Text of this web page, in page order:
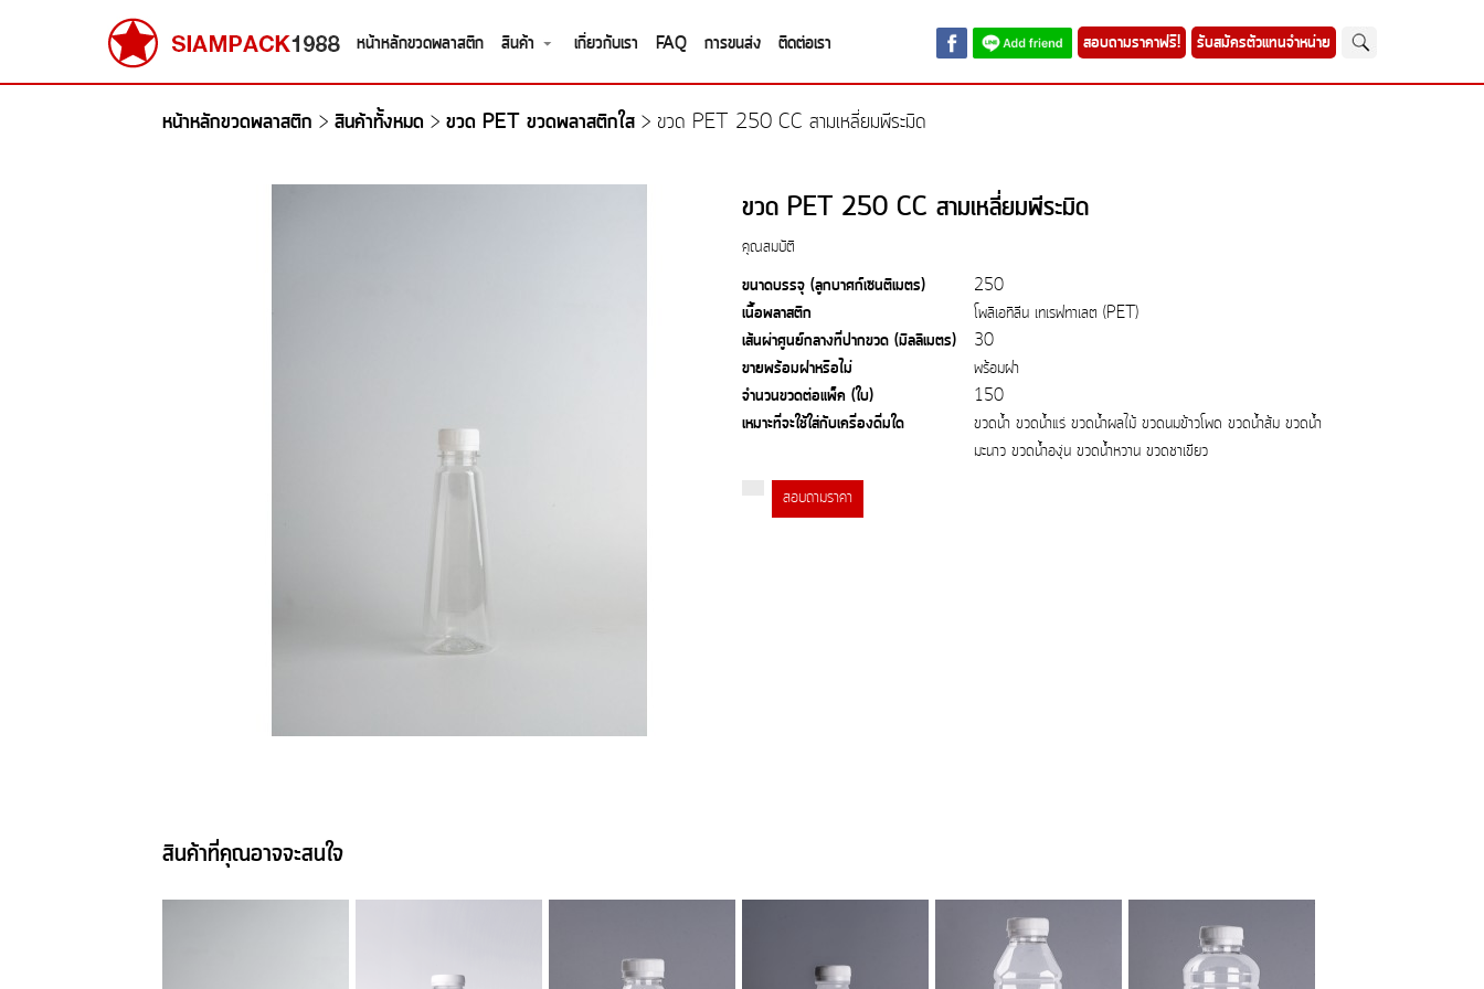
หน้าหลักขวดพลาสติก สินค้า เกี่ยวกับเรา FAQ การขนส่ง ติดต่อเรา สอบถามราคาฟรี! รับสมัครตัวแทนจำหน่าย
หน้าหลักขวดพลาสติก > สินค้าทั้งหมด > ขวด PET ขวดพลาสติกใส > ขวด PET 250 CC สามเหลี่ยมพีระมิด
ขวด PET 250 CC สามเหลี่ยมพีระมิด
คุณสมบัติ
ขนาดบรรจุ (ลูกบาศก์เซนติเมตร) 250
เนื้อพลาสติก โพลิเอทิลีน เทเรฟทาเลต (PET)
เส้นผ่าศูนย์กลางที่ปากขวด (มิลลิเมตร) 30
ขายพร้อมฝาหรือไม่ พร้อมฝา
จำนวนขวดต่อแพ็ค (ใบ) 150
เหมาะที่จะใช้ใส่กับเครื่องดื่มใด
ขวดน้ำ ขวดน้ำแร่ ขวดน้ำผลไม้ ขวดนมข้าวโพด ขวดน้ำส้ม ขวดน้ำ
มะนาว ขวดน้ำองุ่น ขวดน้ำหวาน ขวดชาเขียว
สอบถามราคา
สินค้าที่คุณอาจจะสนใจ